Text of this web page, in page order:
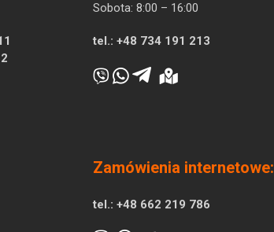
Sobota: 8:00 – 16:00
tel.: +48 734 191 213
Zamówienia internetowe:
tel.: +48 662 219 786